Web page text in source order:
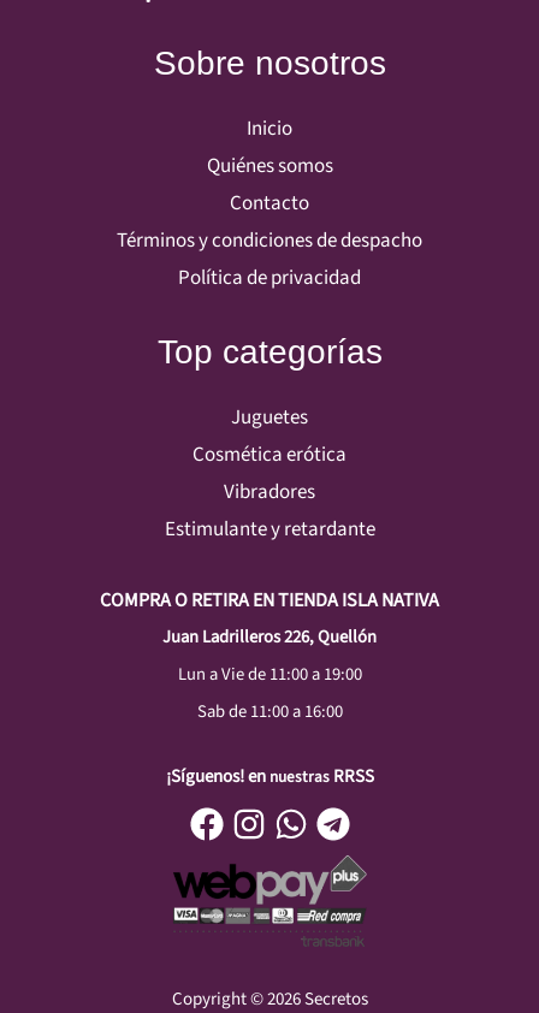
Sobre nosotros
Inicio
Quiénes somos
Contacto
Términos y condiciones de despacho
Política de privacidad
Top categorías
Juguetes
Cosmética erótica
Vibradores
Estimulante y retardante
COMPRA O RETIRA EN TIENDA ISLA NATIVA
Juan Ladrilleros 226, Quellón
Lun a Vie de 11:00 a 19:00
Sab de 11:00 a 16:00
¡Síguenos! en nuestrasRRSS
Copyright © 2026 Secretos